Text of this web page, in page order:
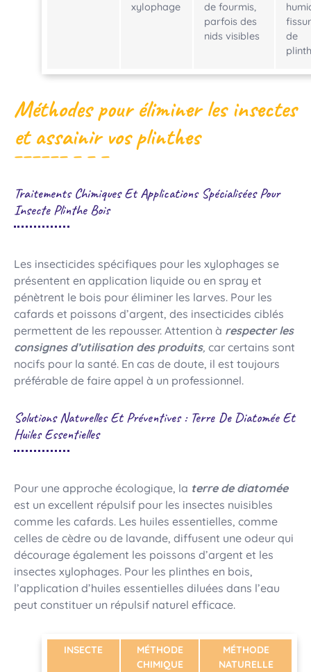
xylophage
de fourmis,
parfois des
nids visibles
de
Méthodes pour éliminer les insectes
et assainir vos plinthes
Traitements Chimiques Et Applications Spécialisées Pour
Insecte Plinthe Bois
Les insecticides spécifiques pour les xylophages se
présentent en application liquide ou en spray et
pénètrent le bois pour éliminer les larves. Pour les
cafards et poissons d’argent, des insecticides ciblés
permettent de les repousser. Attention à respecter les
consignes d’utilisation des produits, car certains sont
nocifs pour la santé. En cas de doute, il est toujours
préférable de faire appel à un professionnel.
Solutions Naturelles Et Préventives : Terre De Diatomée Et
Huiles Essentielles
Pour une approche écologique, la terre de diatomée
est un excellent répulsif pour les insectes nuisibles
comme les cafards. Les huiles essentielles, comme
celles de cèdre ou de lavande, diffusent une odeur qui
décourage également les poissons d’argent et les
insectes xylophages. Pour les plinthes en bois,
l’application d’huiles essentielles diluées dans l’eau
peut constituer un répulsif naturel efficace.
INSECTE
MÉTHODE
CHIMIQUE
MÉTHODE
NATURELLE